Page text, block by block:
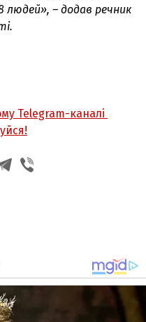
людей», – додав речник
Telegram-каналі